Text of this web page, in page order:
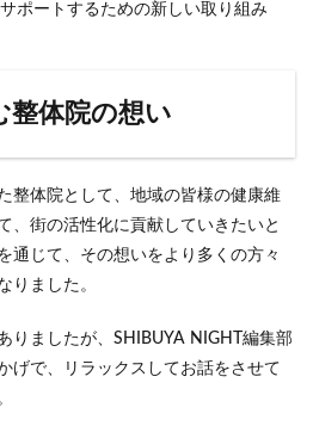
ポートするための新しい取り組み
整体院の想い
整体院として、地域の皆様の健康維
、街の活性化に貢献していきたいと
通じて、その想いをより多くの方々
りました。
りましたが、SHIBUYA NIGHT編集部
げで、リラックスしてお話をさせて